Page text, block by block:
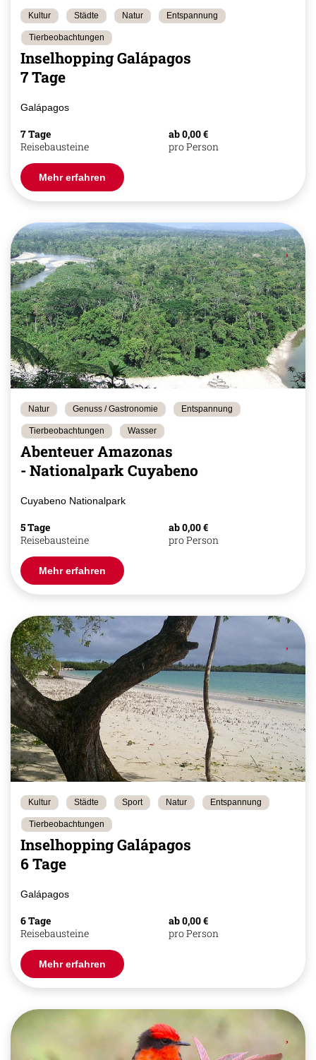
Kultur Städte Natur Entspannung
Tierbeobachtungen
Inselhopping Galápagos
7 Tage
Galápagos
7 Tage
Reisebausteine
ab 0,00 €
pro Person
Mehr erfahren
Natur Genuss / Gastronomie Entspannung
Tierbeobachtungen Wasser
Abenteuer Amazonas
- Nationalpark Cuyabeno
Cuyabeno Nationalpark
5 Tage
Reisebausteine
ab 0,00 €
pro Person
Mehr erfahren
Kultur Städte Sport Natur Entspannung
Tierbeobachtungen
Inselhopping Galápagos
6 Tage
Galápagos
6 Tage
Reisebausteine
ab 0,00 €
pro Person
Mehr erfahren